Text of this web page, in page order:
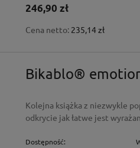
246,90 zł
Cena netto: 235,14 zł
Bikablo®
Kolejna książka z niezwykle
odkrycie jak łatwe jest
Dostępność: